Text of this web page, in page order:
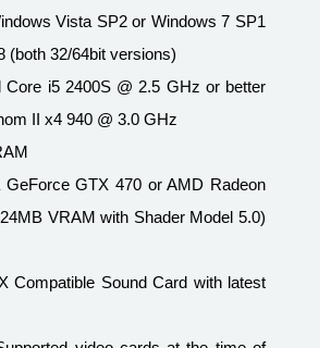
Vista SP2 or Windows 7 SP1
(both 32/64bit versions)
Core i5 2400S @ 2.5 GHz or better
II x4 940 @ 3.0 GHz
GTX 470 or AMD Radeon
VRAM with Shader Model 5.0)
Compatible Sound Card with latest